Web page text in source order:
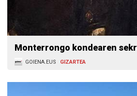
Monterrongo kondearen
GOIENA.EUS GIZARTEA